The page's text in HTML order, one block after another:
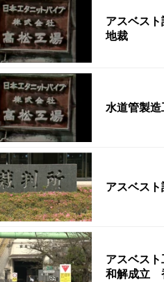
アスベス
地裁
水道管製
アスベス
アスベス
和解成立